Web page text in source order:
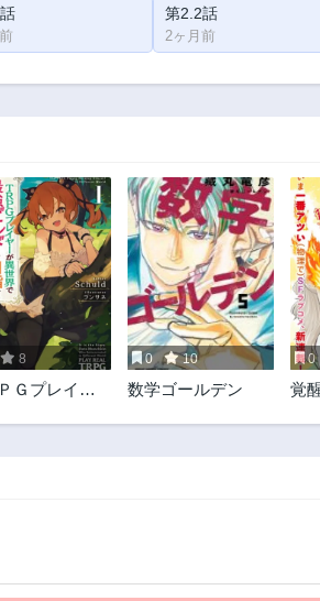
第2.2話
2ヶ月前
8
Ｇプレイヤ
ダーソン氏
0 10
数学ゴールデン
0
覚